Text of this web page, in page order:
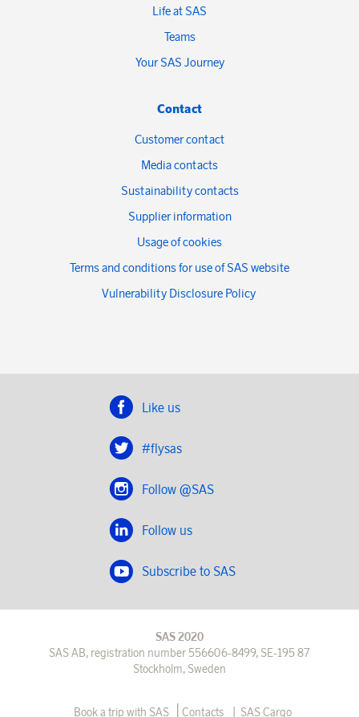
Life at SAS
Teams
Your SAS Journey
Contact
Customer contact
Media contacts
Sustainability contacts
Supplier information
Usage of cookies
Terms and conditions for use of SAS website
Vulnerability Disclosure Policy
Like us
#flysas
Follow @SAS
Follow us
Subscribe to SAS
SAS 2020
SAS AB, registration number 556606-8499, SE-195 87
Stockholm, Sweden
Book a trip with SAS Contacts | SAS Cargo